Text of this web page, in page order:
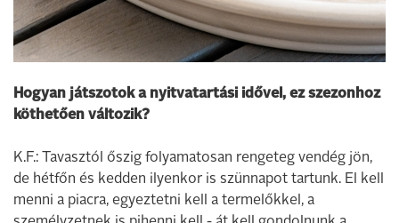
Hogyan játszotok a nyitvatartási idővel, ez szezonhoz
köthetően változik?
K.F.: Tavasztól őszig folyamatosan rengeteg vendég jön,
de hétfőn és kedden ilyenkor is szünnapot tartunk. El kell
menni a piacra, egyeztetni kell a termelőkkel, a